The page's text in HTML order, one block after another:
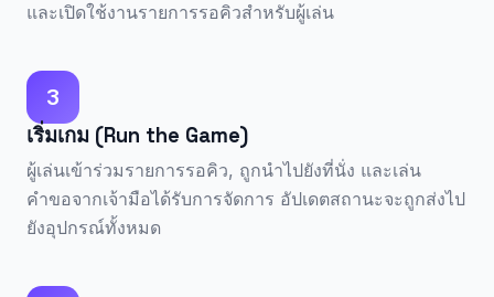
และเปิดใช้งานรายการรอคิวสำหรับผู้เล่น
3
เริ่มเกม (Run the Game)
ผู้เล่นเข้าร่วมรายการรอคิว, ถูกนำไปยังที่นั่ง และเล่น
คำขอจากเจ้ามือได้รับการจัดการ อัปเดตสถานะจะถูกส่งไป
ยังอุปกรณ์ทั้งหมด